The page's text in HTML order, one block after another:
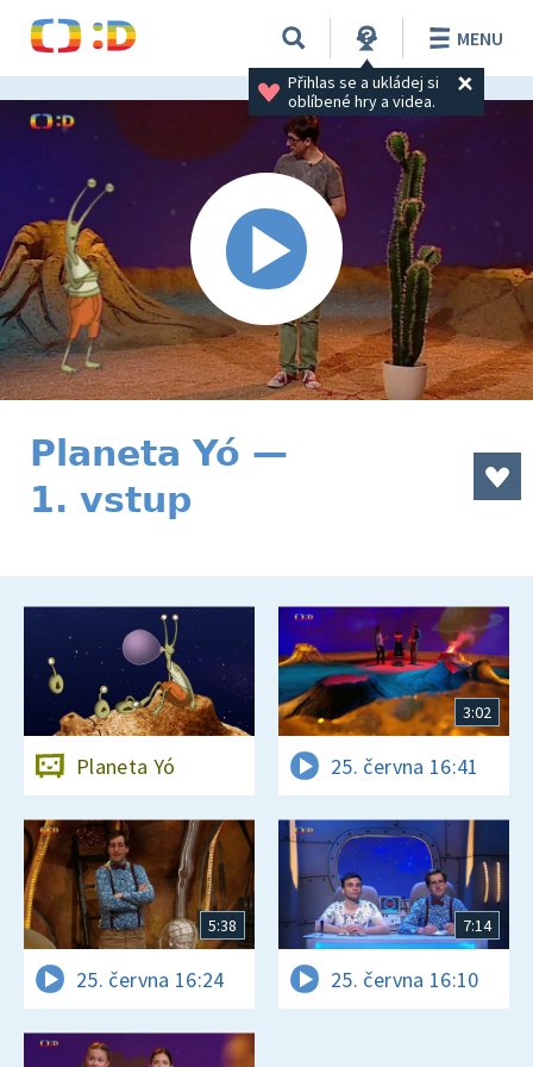
Přihlas se a ukládej si
oblíbené hry a videa.
MENU
Planeta Yó —
1. vstup
Planeta Yó
3:02
25. června 16:41
5:38
25. června 16:24
7:14
25. června 16:10